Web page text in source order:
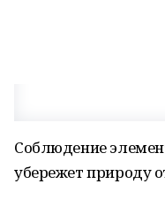
Соблюдение
убережет природу